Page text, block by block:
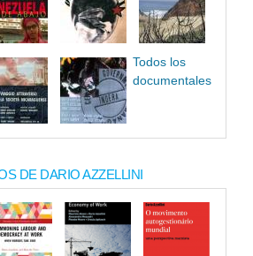
Todos los
documentales
DE DARIO AZZELLINI